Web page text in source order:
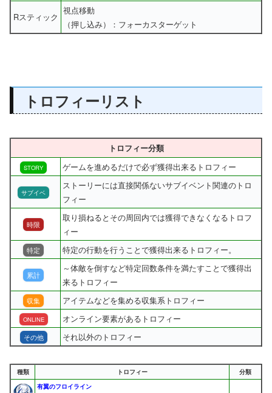
Rスティック
視点移動
（押し込み）：フォーカスターゲット
トロフィーリスト
トロフィー分類
STORY ゲームを進めるだけで必ず獲得出来るトロフィー
サブイベ
ストーリーには直接関係ないサブイベント関連のトロ
フィー
時限
取り損ねるとその周回内では獲得できなくなるトロフ
ィー
特定 特定の行動を行うことで獲得出来るトロフィー。
累計
～体敵を倒すなど特定回数条件を満たすことで獲得出
来るトロフィー
収集 アイテムなどを集める収集系トロフィー
ONLINE オンライン要素があるトロフィー
その他 それ以外のトロフィー
種類 トロフィー
分類
有翼のフロイライン